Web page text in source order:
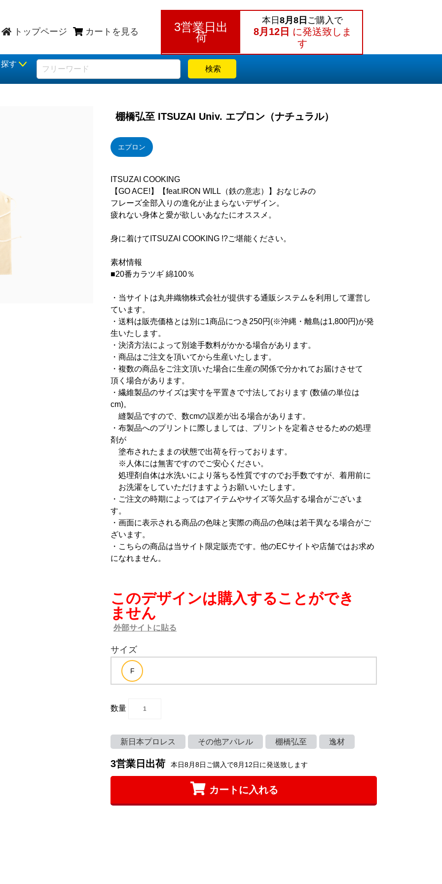
トップページ カートを見る 3営業日出
荷
本日8月8日 ご購入で
8月12日 に発送致しま
す
す
検索
棚橋弘至 ITSUZAI Univ. エプロン（ナチュラル）
エプロン
ITSUZAI COOKING
【GO ACE!】【feat.IRON WILL（鉄の意志）】おなじみの
フレーズ全部入りの進化が止まらないデザイン。
疲れない身体と愛が欲しいあなたにオススメ。
身に着けてITSUZAI COOKING !?ご堪能ください。
素材情報
■20番カラツギ 綿100％
・当サイトは丸井織物株式会社が提供する通販システムを利用して運営し
ています。
・送料は販売価格とは別に1商品につき250円(※沖縄・離島は1,800円)が発
生いたします。
・決済方法によって別途手数料がかかる場合があります。
・商品はご注文を頂いてから生産いたします。
・複数の商品をご注文頂いた場合に生産の関係で分かれてお届けさせて
頂く場合があります。
・繊維製品のサイズは実寸を平置きで寸法しております (数値の単位は
cm)。
縫製品ですので、数cmの誤差が出る場合があります。
・布製品へのプリントに際しましては、プリントを定着させるための処理
剤が
塗布されたままの状態で出荷を行っております。
※人体には無害ですのでご安心ください。
処理剤自体は水洗いにより落ちる性質ですのでお手数ですが、着用前に
お洗濯をしていただけますようお願いいたします。
・ご注文の時期によってはアイテムやサイズ等欠品する場合がございま
す。
・画面に表示される商品の色味と実際の商品の色味は若干異なる場合がご
ざいます。
・こちらの商品は当サイト限定販売です。他のECサイトや店舗ではお求め
になれません。
このデザインは購入することができ
ません
外部サイトに貼る
サイズ
数量
新日本プロレス その他アパレル 棚橋弘至 逸材
3営業日出荷 本日8月8日ご購入で8月12日に発送致します
カートに入れる